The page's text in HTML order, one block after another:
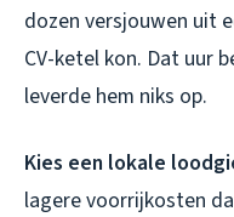
dozen versjouwen uit
CV-ketel kon. Dat uur
leverde hem niks op.
Kies een lokale
lagere voorrijkosten